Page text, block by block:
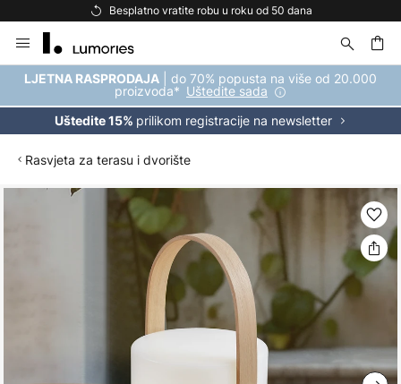
Besplatno vratite robu u roku od 50 dana
to
Content
LJETNA RASPRODAJA | do 70% popusta na više od 20.000
proizvoda* Uštedite sada
Uštedite 15% prilikom registracije na newsletter
Rasvjeta za terasu i dvorište